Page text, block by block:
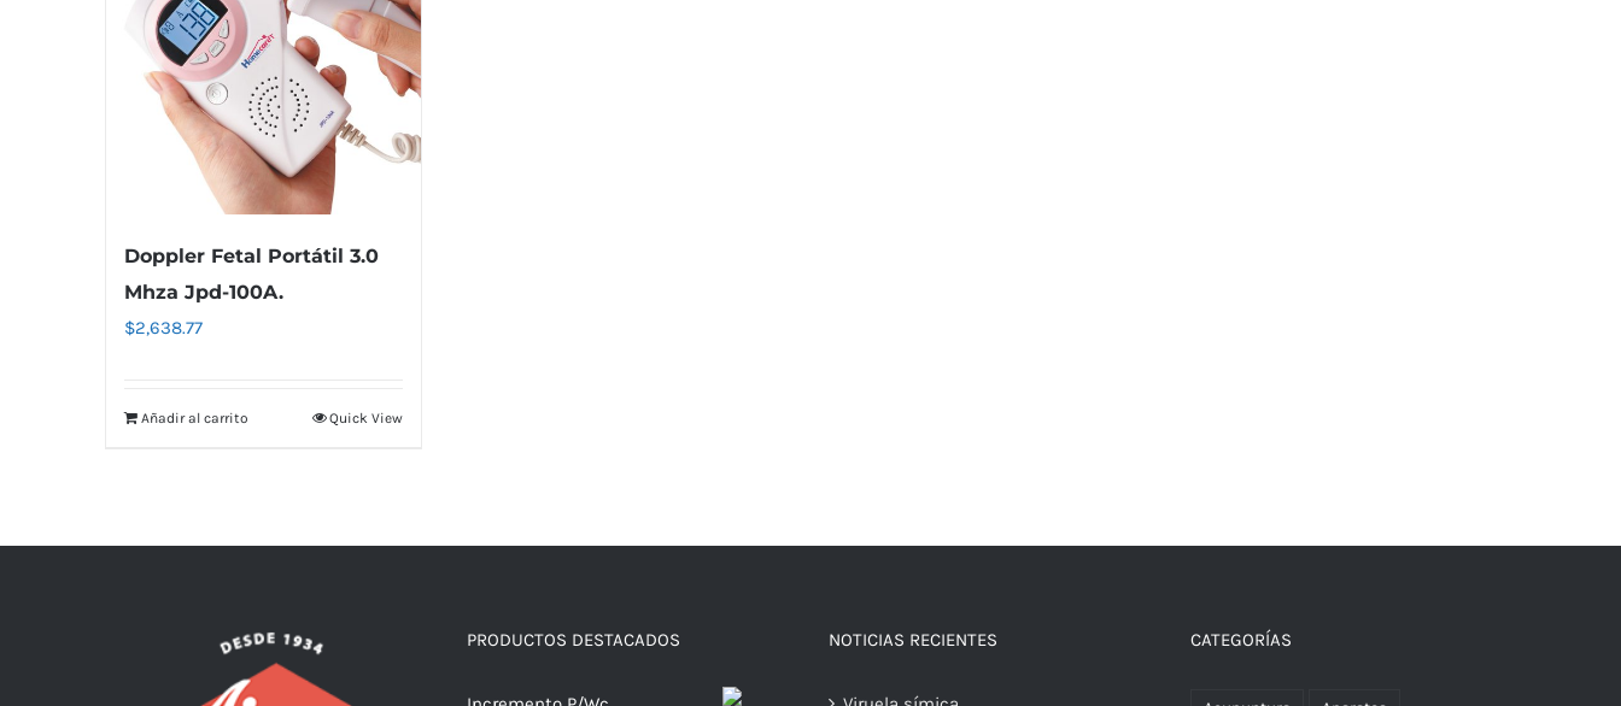
Doppler Fetal Portátil 3.0
Mhza Jpd-100A.
$2,638.77
Añadir al carrito Quick View
PRODUCTOS DESTACADOS NOTICIAS RECIENTES CATEGORÍAS